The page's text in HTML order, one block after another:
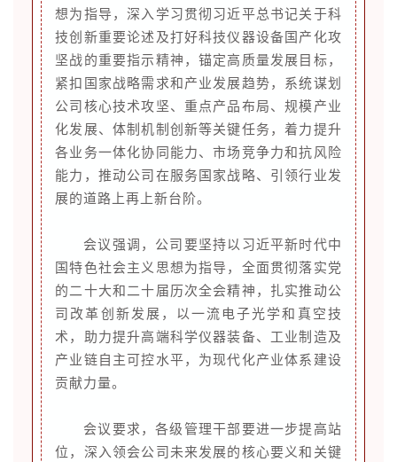
想为指导，深入学习贯彻习近平总书记关于科
技创新重要论述及打好科技仪器设备国产化攻
坚战的重要指示精神，锚定高质量发展目标，
紧扣国家战略需求和产业发展趋势，系统谋划
公司核心技术攻坚、重点产品布局、规模产业
化发展、体制机制创新等关键任务，着力提升
各业务一体化协同能力、市场竞争力和抗风险
能力，推动公司在服务国家战略、引领行业发
展的道路上再上新台阶。
会议强调，公司要坚持以习近平新时代中
国特色社会主义思想为指导，全面贯彻落实党
的二十大和二十届历次全会精神，扎实推动公
司改革创新发展，以一流电子光学和真空技
术，助力提升高端科学仪器装备、工业制造及
产业链自主可控水平，为现代化产业体系建设
贡献力量。
会议要求，各级管理干部要进一步提高站
位，深入领会公司未来发展的核心要义和关键